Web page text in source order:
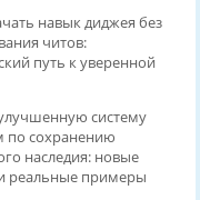
навык диджея без
читов:
путь к уверенной
систему
по сохранению
наследия: новые
реальные примеры